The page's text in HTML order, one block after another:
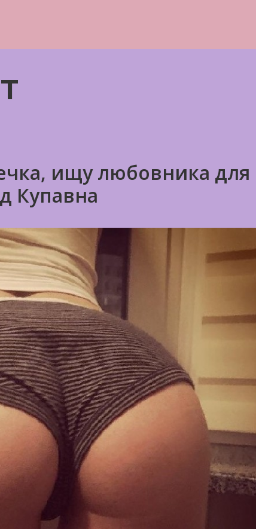
ищу любовника для
Купавна